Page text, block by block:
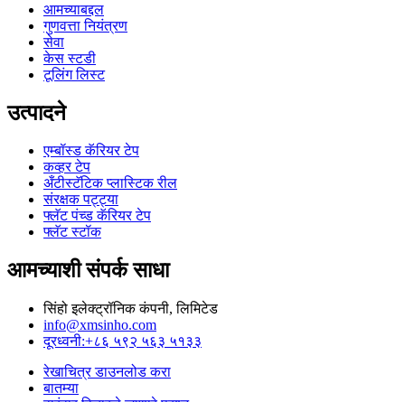
आमच्याबद्दल
गुणवत्ता नियंत्रण
सेवा
केस स्टडी
टूलिंग लिस्ट
उत्पादने
एम्बॉस्ड कॅरियर टेप
कव्हर टेप
अँटीस्टॅटिक प्लास्टिक रील
संरक्षक पट्ट्या
फ्लॅट पंच्ड कॅरियर टेप
फ्लॅट स्टॉक
आमच्याशी संपर्क साधा
सिंहो इलेक्ट्रॉनिक कंपनी, लिमिटेड
info@xmsinho.com
दूरध्वनी:+८६ ५९२ ५६३ ५१३३
रेखाचित्र डाउनलोड करा
बातम्या